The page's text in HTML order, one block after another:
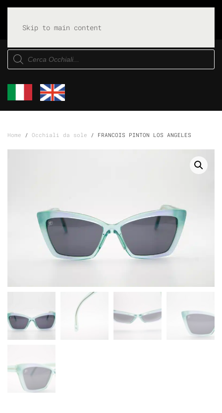
Skip to main content
Products
search
Home / Occhiali da sole / FRANCOIS PINTON LOS ANGELES